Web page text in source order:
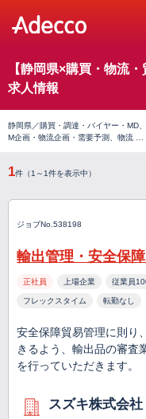
【静岡県×購買・物流
求人情報
静岡県／購買・調達・バイヤー・MD
M企画・物流企画・需要予測、物流 …
1件（1～1件を表示中）
ジョブNo.538198
輸出管理・安全保
正社員 上場企業 従業員
フレックスタイム 転勤なし
安全保障貿易管理に則り
きるよう、輸出品の審査
を行っていただきます。
スズキ株式会社